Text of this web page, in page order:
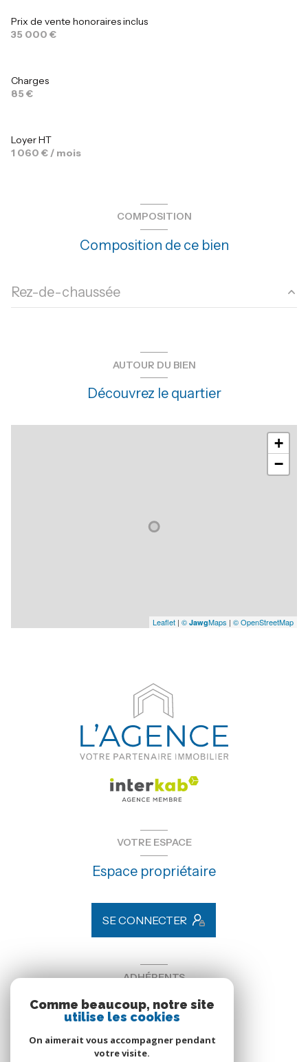
Prix de vente honoraires inclus
35 000 €
Charges
85 €
Loyer HT
1 060 € / mois
COMPOSITION
Composition de ce bien
Rez-de-chaussée
AUTOUR DU BIEN
Découvrez le quartier
+
−
Leaflet | © JawgMaps | © OpenStreetMap
VOTRE ESPACE
Espace propriétaire
SE CONNECTER
ADHÉRENTS
Nous adhérons
Comme beaucoup, notre site
utilise les cookies
On aimerait vous accompagner pendant
votre visite.